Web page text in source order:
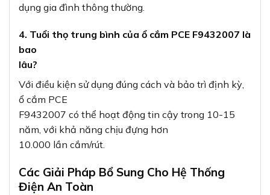
dụng gia đình thông thường.
4. Tuổi thọ trung bình của ổ cắm PCE F9432007 là
bao
lâu?
Với điều kiện sử dụng đúng cách và bảo trì định kỳ,
ổ cắm PCE
F9432007 có thể hoạt động tin cậy trong 10-15
năm, với khả năng chịu đựng hơn
10.000 lần cắm/rút.
Các Giải Pháp Bổ Sung Cho Hệ Thống
Điện An Toàn